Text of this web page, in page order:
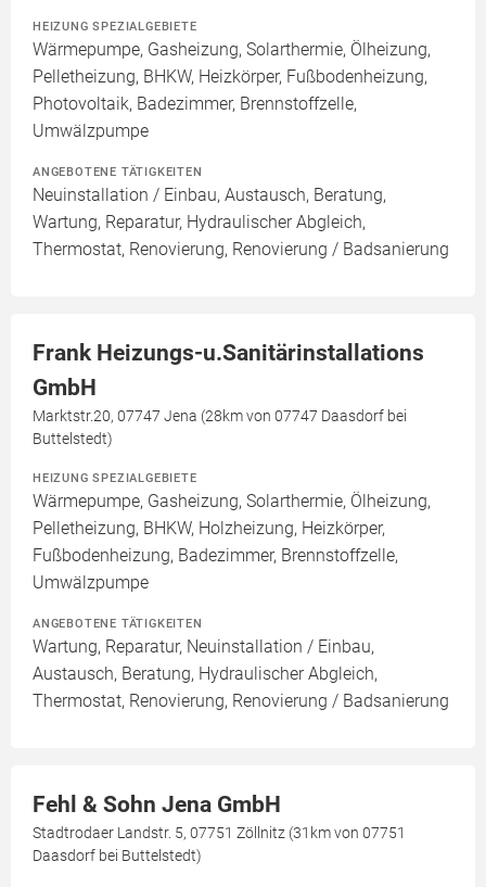
HEIZUNG SPEZIALGEBIETE
Wärmepumpe, Gasheizung, Solarthermie, Ölheizung,
Pelletheizung, BHKW, Heizkörper, Fußbodenheizung,
Photovoltaik, Badezimmer, Brennstoffzelle,
Umwälzpumpe
ANGEBOTENE TÄTIGKEITEN
Neuinstallation / Einbau, Austausch, Beratung,
Wartung, Reparatur, Hydraulischer Abgleich,
Thermostat, Renovierung, Renovierung / Badsanierung
Frank Heizungs-u.Sanitärinstallations
GmbH
Marktstr.20, 07747 Jena (28km von 07747 Daasdorf bei
Buttelstedt)
HEIZUNG SPEZIALGEBIETE
Wärmepumpe, Gasheizung, Solarthermie, Ölheizung,
Pelletheizung, BHKW, Holzheizung, Heizkörper,
Fußbodenheizung, Badezimmer, Brennstoffzelle,
Umwälzpumpe
ANGEBOTENE TÄTIGKEITEN
Wartung, Reparatur, Neuinstallation / Einbau,
Austausch, Beratung, Hydraulischer Abgleich,
Thermostat, Renovierung, Renovierung / Badsanierung
Fehl & Sohn Jena GmbH
Stadtrodaer Landstr. 5, 07751 Zöllnitz (31km von 07751
Daasdorf bei Buttelstedt)